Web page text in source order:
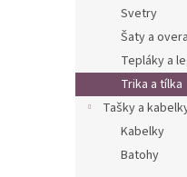
Svetry
Šaty a
Tepláky a
Trika a tílka
Tašky a
Kabelky
Batohy